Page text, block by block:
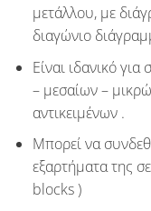
μετάλλου, με
διαγώνιο
Είναι ιδανικό
– μεσαίων –
αντικειμένων .
Μπορεί να
εξαρτήματα της
blocks)